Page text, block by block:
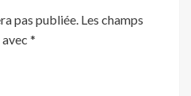
pas publiée. Les champs
*